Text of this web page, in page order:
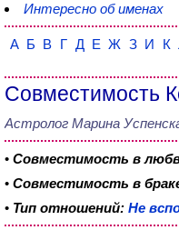
Интересно об именах
А Б В Г Д Е Ж З И К
Совместимость
Астролог Марина
• Совместимость в
• Совместимость в
• Тип отношений: Не